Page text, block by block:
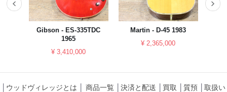
Gibson - ES-335TDC
1965
¥ 3,410,000
Martin - D-45 1983
¥ 2,365,000
ウッドヴィレッジとは 商品一覧 決済と配送 買取 質預
取扱い